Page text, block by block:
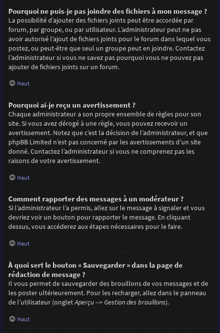
Pourquoi ne puis-je pas joindre des fichiers à mon message ?
La possibilité d’ajouter des fichiers joints peut être accordée par
forum, par groupe, ou par utilisateur. L’administrateur peut ne pas
avoir autorisé l’ajout de fichiers joints pour le forum dans lequel vous
postez, ou peut-être que seul un groupe peut en joindre. Contactez
l’administrateur si vous ne savez pas pourquoi vous ne pouvez pas
ajouter de fichiers joints sur un forum.
Haut
Pourquoi ai-je reçu un avertissement ?
Chaque administrateur a son propre ensemble de règles pour son
site. Si vous avez dérogé à une règle, vous pouvez recevoir un
avertissement. Notez que c’est la décision de l’administrateur, et que
phpBB Limited n’est pas concerné par les avertissements d’un site
donné. Contactez l’administrateur si vous ne comprenez pas les
raisons de votre avertissement.
Haut
Comment rapporter des messages à un modérateur ?
Si l’administrateur l’a permis, allez sur le message à signaler et vous
devriez voir un bouton pour rapporter le message. En cliquant
dessus, vous accéderez aux étapes nécessaires pour le faire.
Haut
À quoi sert le bouton « Sauvegarder » dans la page de
rédaction de message ?
Il vous permet de sauvegarder des brouillons de vos messages et de
les poster ultérieurement. Pour les recharger, allez dans le panneau
de l’utilisateur (ongletAperçu --> Gestion des brouillons).
Haut